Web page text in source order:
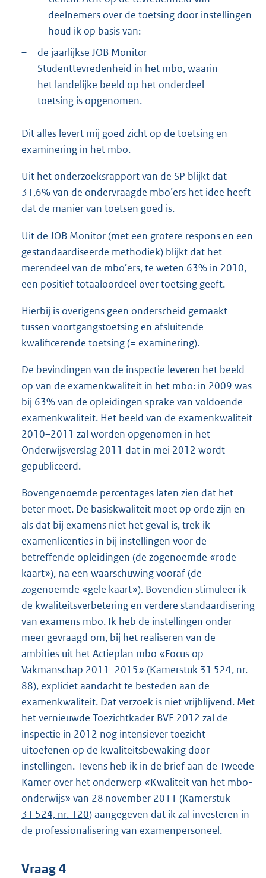
deelnemers over de toetsing door instellingen
houd ik op basis van:
–
de jaarlijkse JOB Monitor
Studenttevredenheid in het mbo, waarin
het landelijke beeld op het onderdeel
toetsing is opgenomen.
Dit alles levert mij goed zicht op de toetsing en
examinering in het mbo.
Uit het onderzoeksrapport van de SP blijkt dat
31,6% van de ondervraagde mbo’ers het idee heeft
dat de manier van toetsen goed is.
Uit de JOB Monitor (met een grotere respons en een
gestandaardiseerde methodiek) blijkt dat het
merendeel van de mbo’ers, te weten 63% in 2010,
een positief totaaloordeel over toetsing geeft.
Hierbij is overigens geen onderscheid gemaakt
tussen voortgangstoetsing en afsluitende
kwalificerende toetsing (= examinering).
De bevindingen van de inspectie leveren het beeld
op van de examenkwaliteit in het mbo: in 2009 was
bij 63% van de opleidingen sprake van voldoende
examenkwaliteit. Het beeld van de examenkwaliteit
2010–2011 zal worden opgenomen in het
Onderwijsverslag 2011 dat in mei 2012 wordt
gepubliceerd.
Bovengenoemde percentages laten zien dat het
beter moet. De basiskwaliteit moet op orde zijn en
als dat bij examens niet het geval is, trek ik
examenlicenties in bij instellingen voor de
betreffende opleidingen (de zogenoemde «rode
kaart»), na een waarschuwing vooraf (de
zogenoemde «gele kaart»). Bovendien stimuleer ik
de kwaliteitsverbetering en verdere standaardisering
van examens mbo. Ik heb de instellingen onder
meer gevraagd om, bij het realiseren van de
ambities uit het Actieplan mbo «Focus op
Vakmanschap 2011–2015» (Kamerstuk 31 524, nr.
88), expliciet aandacht te besteden aan de
examenkwaliteit. Dat verzoek is niet vrijblijvend. Met
het vernieuwde Toezichtkader BVE 2012 zal de
inspectie in 2012 nog intensiever toezicht
uitoefenen op de kwaliteitsbewaking door
instellingen. Tevens heb ik in de brief aan de Tweede
Kamer over het onderwerp «Kwaliteit van het mbo-
onderwijs» van 28 november 2011 (Kamerstuk
31 524, nr. 120) aangegeven dat ik zal investeren in
de professionalisering van examenpersoneel.
Vraag 4